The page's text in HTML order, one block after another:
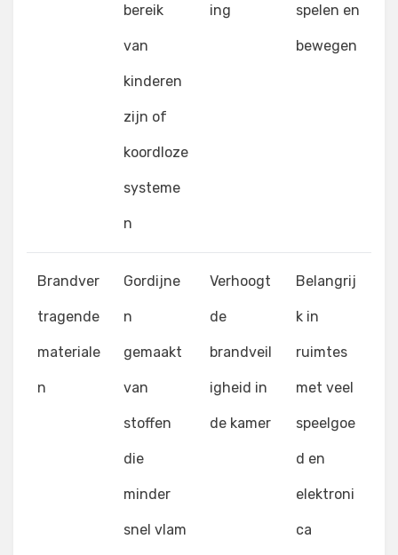
bereik
van
kinderen
zijn of
koordloze
systeme
n
ing spelen en
bewegen
Brandver
tragende
materiale
n
Gordijne
n
gemaakt
van
stoffen
die
minder
snel vlam
Verhoogt
de
brandveil
igheid in
de kamer
Belangrij
k in
ruimtes
met veel
speelgoe
d en
elektroni
ca